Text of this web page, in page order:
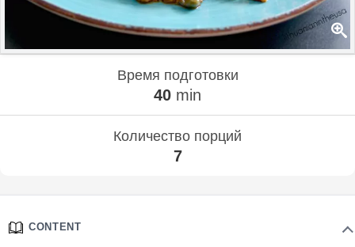
Время подготовки
40 min
Количество порций
7
CONTENT